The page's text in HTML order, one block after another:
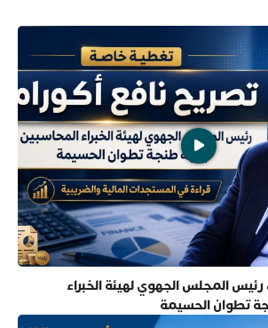
المجلس الجهوي لهيئة الخبراء
تطوان الحسيمة